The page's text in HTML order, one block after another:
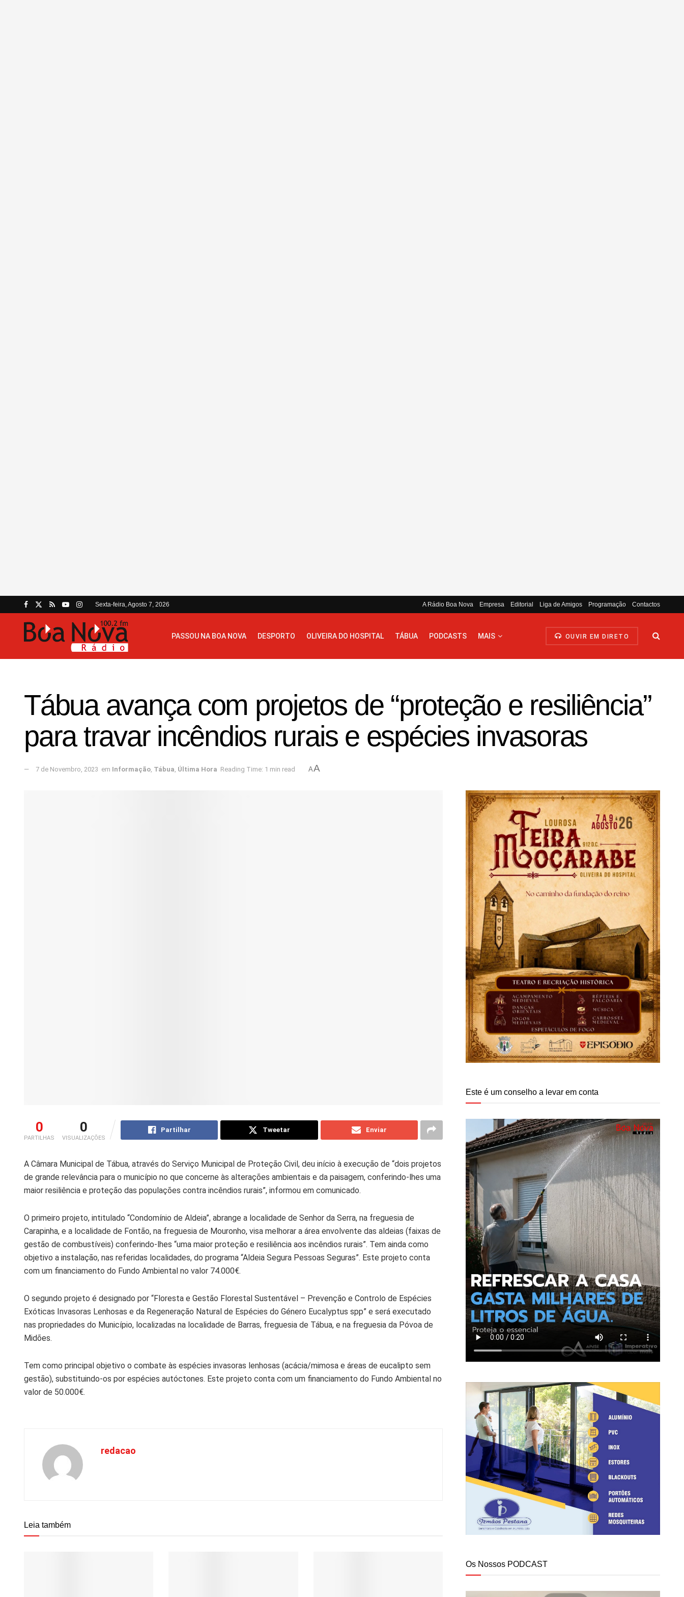
Sexta-feira, Agosto 7, 2026 A Rádio Boa Nova Empresa Editorial Liga de Amigos Programação Contactos
PASSOU NA BOA NOVA DESPORTO OLIVEIRA DO HOSPITAL TÁBUA PODCASTS MAIS OUVIR EM DIRETO
Tábua avança com projetos de “proteção e resiliência”
para travar incêndios rurais e espécies invasoras
7 de Novembro, 2023 em Informação, Tábua, Última Hora Reading Time: 1 min read AA
0
PARTILHAS
0
VISUALIZAÇÕES
Partilhar Tweetar Enviar
A Câmara Municipal de Tábua, através do Serviço Municipal de Proteção Civil, deu início à execução de “dois projetos
de grande relevância para o município no que concerne às alterações ambientais e da paisagem, conferindo-lhes uma
maior resiliência e proteção das populações contra incêndios rurais”, informou em comunicado.
O primeiro projeto, intitulado “Condomínio de Aldeia”, abrange a localidade de Senhor da Serra, na freguesia de
Carapinha, e a localidade de Fontão, na freguesia de Mouronho, visa melhorar a área envolvente das aldeias (faixas de
gestão de combustíveis) conferindo-lhes “uma maior proteção e resiliência aos incêndios rurais”. Tem ainda como
objetivo a instalação, nas referidas localidades, do programa “Aldeia Segura Pessoas Seguras”. Este projeto conta
com um financiamento do Fundo Ambiental no valor 74.000€.
O segundo projeto é designado por “Floresta e Gestão Florestal Sustentável – Prevenção e Controlo de Espécies
Exóticas Invasoras Lenhosas e da Regeneração Natural de Espécies do Género Eucalyptus spp” e será executado
nas propriedades do Município, localizadas na localidade de Barras, freguesia de Tábua, e na freguesia da Póvoa de
Midões.
Tem como principal objetivo o combate às espécies invasoras lenhosas (acácia/mimosa e áreas de eucalipto sem
gestão), substituindo-os por espécies autóctones. Este projeto conta com um financiamento do Fundo Ambiental no
valor de 50.000€.
redacao
Leia também
Este é um conselho a levar em conta
Os Nossos PODCAST